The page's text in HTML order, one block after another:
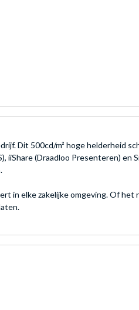
Dit 500cd/m² hoge helderheid
iiShare (Draadloo Presenteren) en
in elke zakelijke omgeving. Of